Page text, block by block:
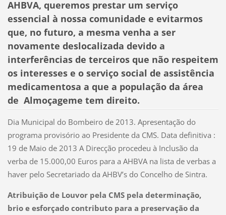
AHBVA, queremos prestar um serviço
essencial à nossa comunidade e evitarmos
que, no futuro, a mesma venha a ser
novamente deslocalizada devido a
interferências de terceiros que não respeitem
os interesses e o serviço social de assistência
medicamentosa a que a população da área
de Almoçageme tem direito.
Dia Municipal do Bombeiro de 2013. Apresentação do
programa provisório ao Presidente da CMS. Data definitiva :
19 de Maio de 2013 A Direcção procedeu à Inclusão da
verba de 15.000,00 Euros para a AHBVA na lista de verbas a
haver pelo Secretariado da AHBV’s do Concelho de Sintra.
Atribuição de Louvor pela CMS pela determinação,
brio e esforçado contributo para a preservação da